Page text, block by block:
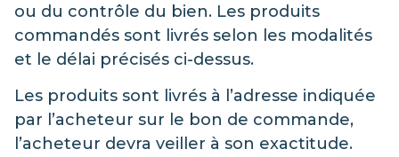
ou du contrôle du bien. Les produits
commandés sont livrés selon les modalités
et le délai précisés ci-dessus.
Les produits sont livrés à l’adresse indiquée
par l’acheteur sur le bon de commande,
l’acheteur devra veiller à son exactitude.